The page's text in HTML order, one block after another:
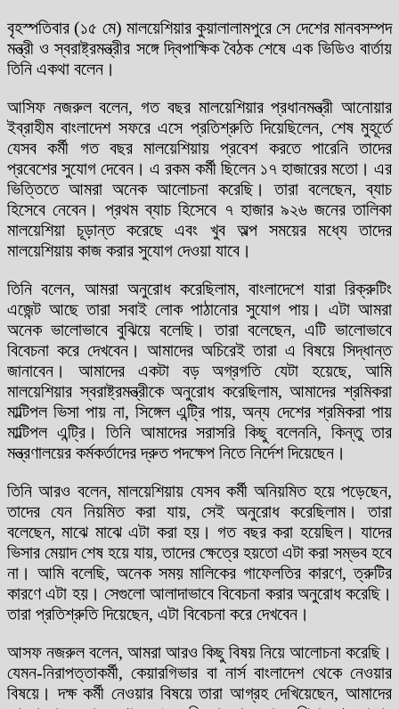
বৃহস্পতিবার (১৫ মে) মালয়েশিয়ার কুয়ালালামপুরে সে দেশের মানবসম্পদ
মন্ত্রী ও স্বরাষ্ট্রমন্ত্রীর সঙ্গে দ্বিপাক্ষিক বৈঠক শেষে এক ভিডিও বার্তায়
তিনি একথা বলেন।
আসিফ নজরুল বলেন, গত বছর মালয়েশিয়ার প্রধানমন্ত্রী আনোয়ার
ইব্রাহীম বাংলাদেশ সফরে এসে প্রতিশ্রুতি দিয়েছিলেন, শেষ মুহূর্তে
যেসব কর্মী গত বছর মালয়েশিয়ায় প্রবেশ করতে পারেনি তাদের
প্রবেশের সুযোগ দেবেন। এ রকম কর্মী ছিলেন ১৭ হাজারের মতো। এর
ভিত্তিতে আমরা অনেক আলোচনা করেছি। তারা বলেছেন, ব্যাচ
হিসেবে নেবেন। প্রথম ব্যাচ হিসেবে ৭ হাজার ৯২৬ জনের তালিকা
মালয়েশিয়া চূড়ান্ত করেছে এবং খুব অল্প সময়ের মধ্যে তাদের
মালয়েশিয়ায় কাজ করার সুযোগ দেওয়া যাবে।
তিনি বলেন, আমরা অনুরোধ করেছিলাম, বাংলাদেশে যারা রিক্রুটিং
এজেন্ট আছে তারা সবাই লোক পাঠানোর সুযোগ পায়। এটা আমরা
অনেক ভালোভাবে বুঝিয়ে বলেছি। তারা বলেছেন, এটি ভালোভাবে
বিবেচনা করে দেখবেন। আমাদের অচিরেই তারা এ বিষয়ে সিদ্ধান্ত
জানাবেন। আমাদের একটা বড় অগ্রগতি যেটা হয়েছে, আমি
মালয়েশিয়ার স্বরাষ্ট্রমন্ত্রীকে অনুরোধ করেছিলাম, আমাদের শ্রমিকরা
মাল্টিপল ভিসা পায় না, সিঙ্গেল এন্ট্রি পায়, অন্য দেশের শ্রমিকরা পায়
মাল্টিপল এন্ট্রি। তিনি আমাদের সরাসরি কিছু বলেননি, কিন্তু তার
মন্ত্রণালয়ের কর্মকর্তাদের দ্রুত পদক্ষেপ নিতে নির্দেশ দিয়েছেন।
তিনি আরও বলেন, মালয়েশিয়ায় যেসব কর্মী অনিয়মিত হয়ে পড়েছেন,
তাদের যেন নিয়মিত করা যায়, সেই অনুরোধ করেছিলাম। তারা
বলেছেন, মাঝে মাঝে এটা করা হয়। গত বছর করা হয়েছিল। যাদের
ভিসার মেয়াদ শেষ হয়ে যায়, তাদের ক্ষেত্রে হয়তো এটা করা সম্ভব হবে
না। আমি বলেছি, অনেক সময় মালিকের গাফেলতির কারণে, ত্রুটির
কারণে এটা হয়। সেগুলো আলাদাভাবে বিবেচনা করার অনুরোধ করেছি।
তারা প্রতিশ্রুতি দিয়েছেন, এটা বিবেচনা করে দেখবেন।
আসফ নজরুল বলেন, আমরা আরও কিছু বিষয় নিয়ে আলোচনা করেছি।
যেমন-নিরাপত্তাকর্মী, কেয়ারগিভার বা নার্স বাংলাদেশ থেকে নেওয়ার
বিষয়ে। দক্ষ কর্মী নেওয়ার বিষয়ে তারা আগ্রহ দেখিয়েছেন, আমাদের